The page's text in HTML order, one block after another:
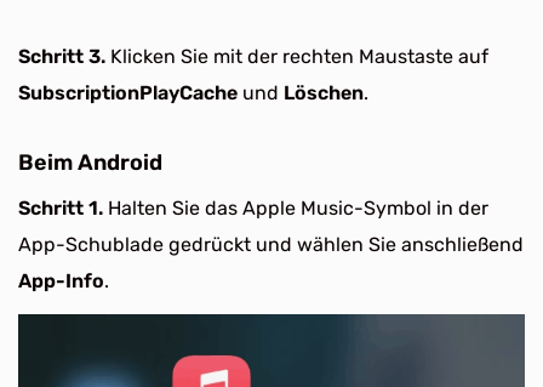
Schritt 3. Klicken Sie mit der rechten Maustaste auf
SubscriptionPlayCache und Löschen.
Beim Android
Schritt 1. Halten Sie das Apple Music-Symbol in der
App-Schublade gedrückt und wählen Sie anschließend
App-Info.